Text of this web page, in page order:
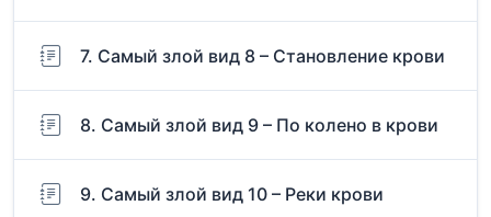
7. Самый злой вид 8 – Становление крови
8. Самый злой вид 9 – По колено в крови
9. Самый злой вид 10 – Реки крови